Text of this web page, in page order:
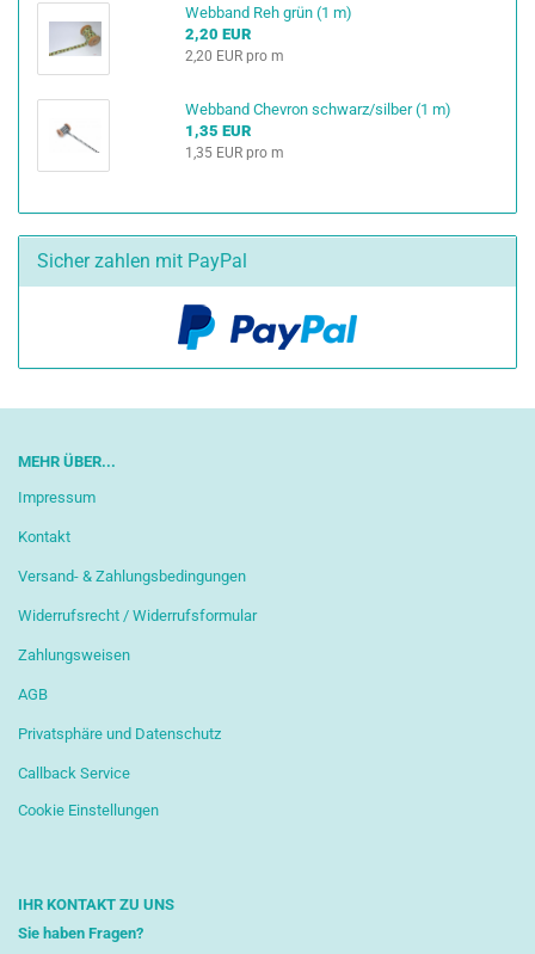
Webband Reh grün (1 m)
2,20 EUR
2,20 EUR pro m
Webband Chevron schwarz/silber (1 m)
1,35 EUR
1,35 EUR pro m
Sicher zahlen mit PayPal
MEHR ÜBER...
Impressum
Kontakt
Versand- & Zahlungsbedingungen
Widerrufsrecht / Widerrufsformular
Zahlungsweisen
AGB
Privatsphäre und Datenschutz
Callback Service
Cookie Einstellungen
IHR KONTAKT ZU UNS
Sie haben Fragen?